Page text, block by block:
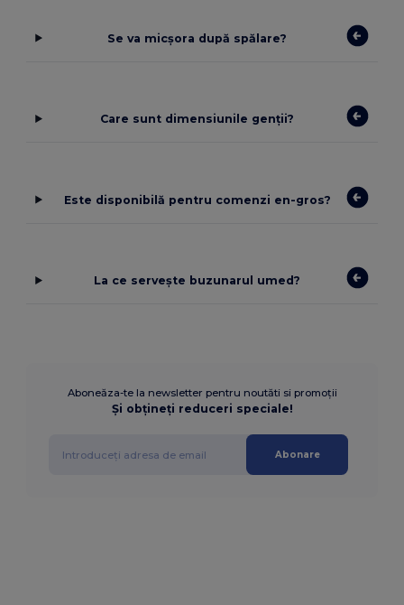
Se va micșora după spălare?
Care sunt dimensiunile genții?
Este disponibilă pentru comenzi en-gros?
La ce servește buzunarul umed?
Aboneăza-te la newsletter pentru noutăti si promoții
Și obțineți reduceri speciale!
Abonare